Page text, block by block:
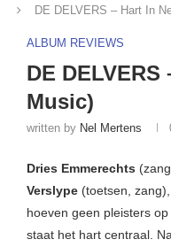
DE DELVERS – Hart In
ALBUM REVIEWS
DE
Music)
written by Nel Mertens
Dries Emmerechts
Verslype (toetsen, zang),
hoeven geen pleisters
staat het hart centraal.